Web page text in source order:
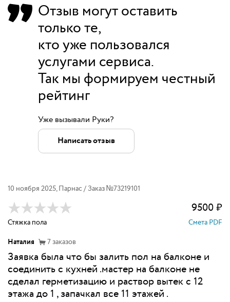
Отзыв могут оставить
только те,
кто уже пользовался
услугами сервиса.
Так мы формируем честный
рейтинг
Уже вызывали Руки?
Написать отзыв
10 ноября 2025,Парнас / Заказ №73219101
9500₽
Стяжка пола
Смета PDF
Наталия
7заказов
Заявка была что бы залить пол на балконе и
соединить с кухней .мастер на балконе не
сделал герметизацию и раствор вытек с 12
этажа до 1 , запачкал все 11 этажей .